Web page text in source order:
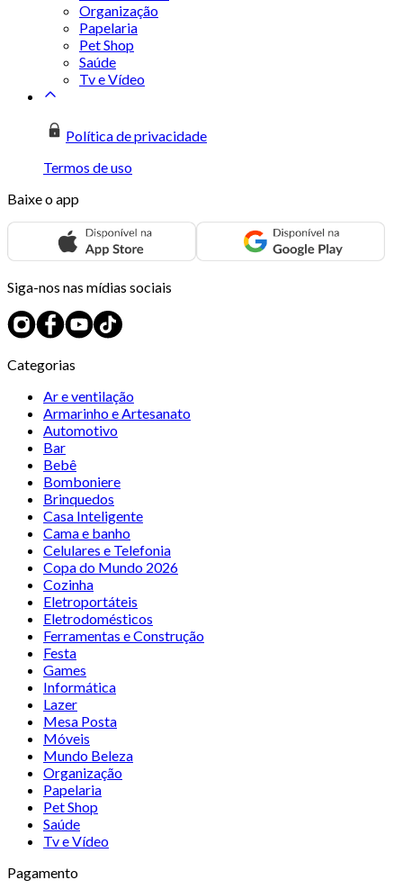
Organização
Papelaria
Pet Shop
Saúde
Tv e Vídeo
Política de privacidade
Termos de uso
Baixe o app
Siga-nos nas mídias sociais
Categorias
Ar e ventilação
Armarinho e Artesanato
Automotivo
Bar
Bebê
Bomboniere
Brinquedos
Casa Inteligente
Cama e banho
Celulares e Telefonia
Copa do Mundo 2026
Cozinha
Eletroportáteis
Eletrodomésticos
Ferramentas e Construção
Festa
Games
Informática
Lazer
Mesa Posta
Móveis
Mundo Beleza
Organização
Papelaria
Pet Shop
Saúde
Tv e Vídeo
Pagamento